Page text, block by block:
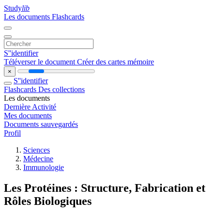
Studylib
Les documents Flashcards
S''identifier
Téléverser le document Créer des cartes mémoire
×
S''identifier
Flashcards Des collections
Les documents
Dernière Activité
Mes documents
Documents sauvegardés
Profil
Sciences
Médecine
Immunologie
Les Protéines : Structure, Fabrication et
Rôles Biologiques